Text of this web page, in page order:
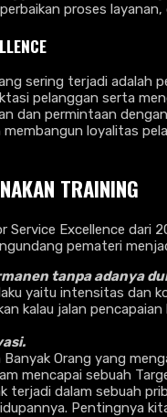
proses
sering terjadi
pelanggan serta
dan permintaan
loyalitas
TRAINING
Excellence dari
pemateri
tanpa adanya
yaitu intensitas dan
kalau jalan
Orang yang
mencapai sebuah
dalam sebuah
Pentingnya